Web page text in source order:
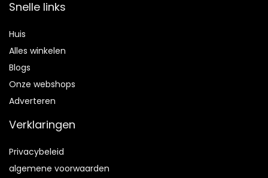
Snelle links
Huis
Alles winkelen
Blogs
Onze webshops
Adverteren
Verklaringen
Privacybeleid
algemene voorwaarden